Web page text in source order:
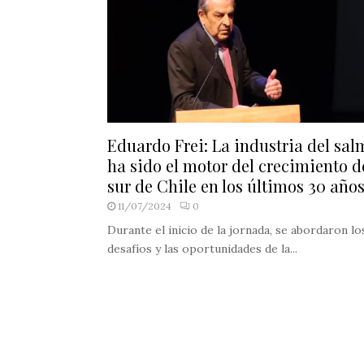
Eduardo Frei: La industria del
ha sido el motor del crecimiento
sur de Chile en los últimos 30 años
11/07/2024 0
Durante el inicio de la jornada, se abordaron
desafíos y las oportunidades de la...